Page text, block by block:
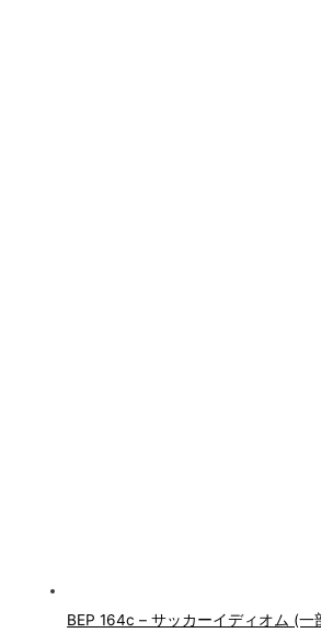
BEP 164c – サッカーイディオム (一